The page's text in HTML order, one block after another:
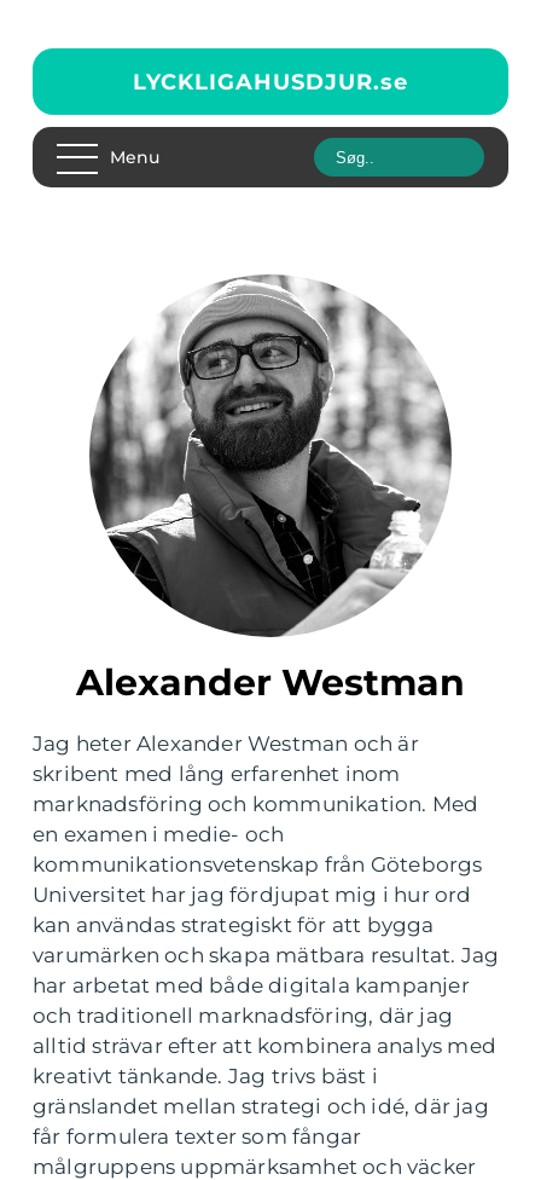
LYCKLIGAHUSDJUR.se
Menu
Alexander Westman
Jag heter Alexander Westman och är
skribent med lång erfarenhet inom
marknadsföring och kommunikation. Med
en examen i medie- och
kommunikationsvetenskap från Göteborgs
Universitet har jag fördjupat mig i hur ord
kan användas strategiskt för att bygga
varumärken och skapa mätbara resultat. Jag
har arbetat med både digitala kampanjer
och traditionell marknadsföring, där jag
alltid strävar efter att kombinera analys med
kreativt tänkande. Jag trivs bäst i
gränslandet mellan strategi och idé, där jag
får formulera texter som fångar
målgruppens uppmärksamhet och väcker